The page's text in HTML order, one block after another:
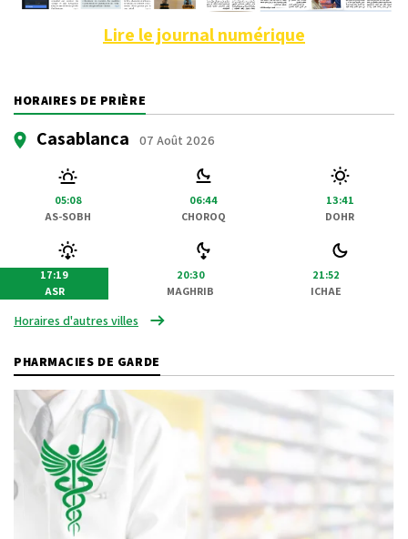
Lire le journal numérique
HORAIRES DE PRIÈRE
Casablanca 07 Août 2026
05:08
AS-SOBH
06:44
CHOROQ
13:41
DOHR
17:19
ASR
20:30
MAGHRIB
21:52
ICHAE
Horaires d'autres villes
PHARMACIES DE GARDE